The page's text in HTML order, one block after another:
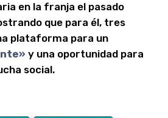
en la franja el pasado
que para él, tres
plataforma para un
y una oportunidad para
social.